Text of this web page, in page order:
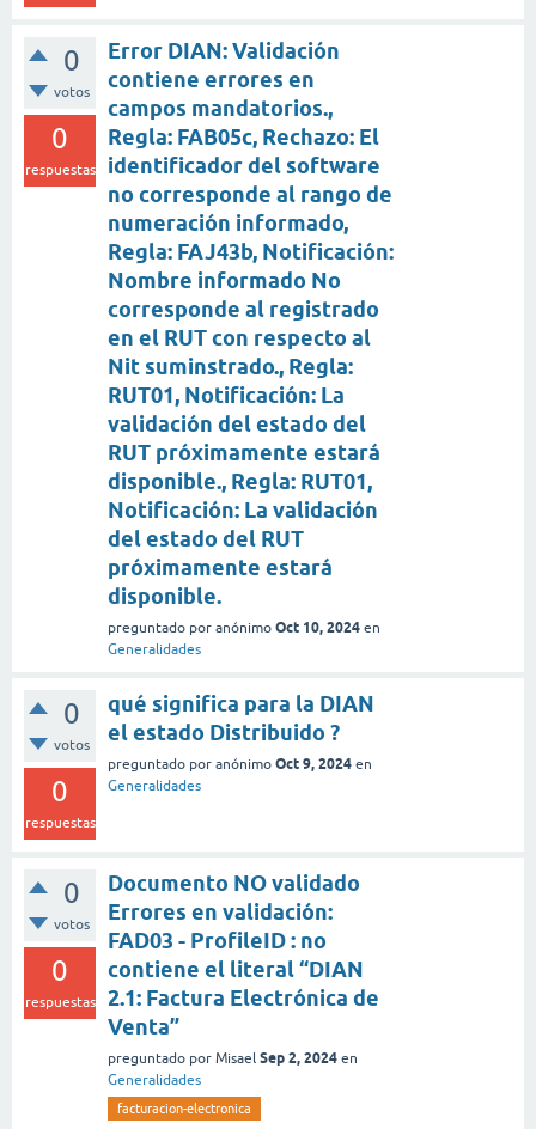
0
votos
0
respuestas
Error DIAN: Validación
contiene errores en
campos mandatorios.,
Regla: FAB05c, Rechazo: El
identificador del software
no corresponde al rango de
numeración informado,
Regla: FAJ43b, Notificación:
Nombre informado No
corresponde al registrado
en el RUT con respecto al
Nit suminstrado., Regla:
RUT01, Notificación: La
validación del estado del
RUT próximamente estará
disponible., Regla: RUT01,
Notificación: La validación
del estado del RUT
próximamente estará
disponible.
preguntado por anónimo Oct 10, 2024 en
Generalidades
0
votos
0
respuestas
qué significa para la DIAN
el estado Distribuido ?
preguntado por anónimo Oct 9, 2024 en
Generalidades
0
votos
0
respuestas
Documento NO validado
Errores en validación:
FAD03 - ProfileID : no
contiene el literal “DIAN
2.1: Factura Electrónica de
Venta”
preguntado por Misael Sep 2, 2024 en
Generalidades
facturacion-electronica